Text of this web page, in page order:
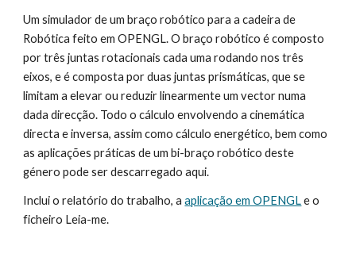
Um simulador de um braço robótico para a cadeira de
Robótica feito em OPENGL. O braço robótico é composto
por três juntas rotacionais cada uma rodando nos três
eixos, e é composta por duas juntas prismáticas, que se
limitam a elevar ou reduzir linearmente um vector numa
dada direcção. Todo o cálculo envolvendo a cinemática
directa e inversa, assim como cálculo energético, bem como
as aplicações práticas de um bi-braço robótico deste
género pode ser descarregado aqui.
Inclui o relatório do trabalho, a aplicação em OPENGL e o
ficheiro Leia-me.